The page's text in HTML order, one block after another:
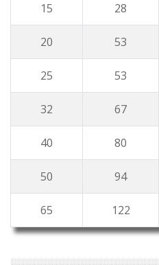
15 28
20 53
25 53
32 67
40 80
50 94
65 122